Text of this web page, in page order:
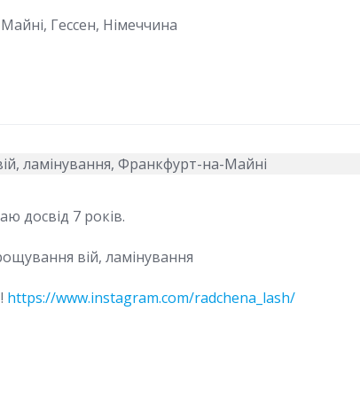
Гессен, Німеччина
досвід 7 років.
вій, ламінування
https://www.instagram.com/radchena_lash/